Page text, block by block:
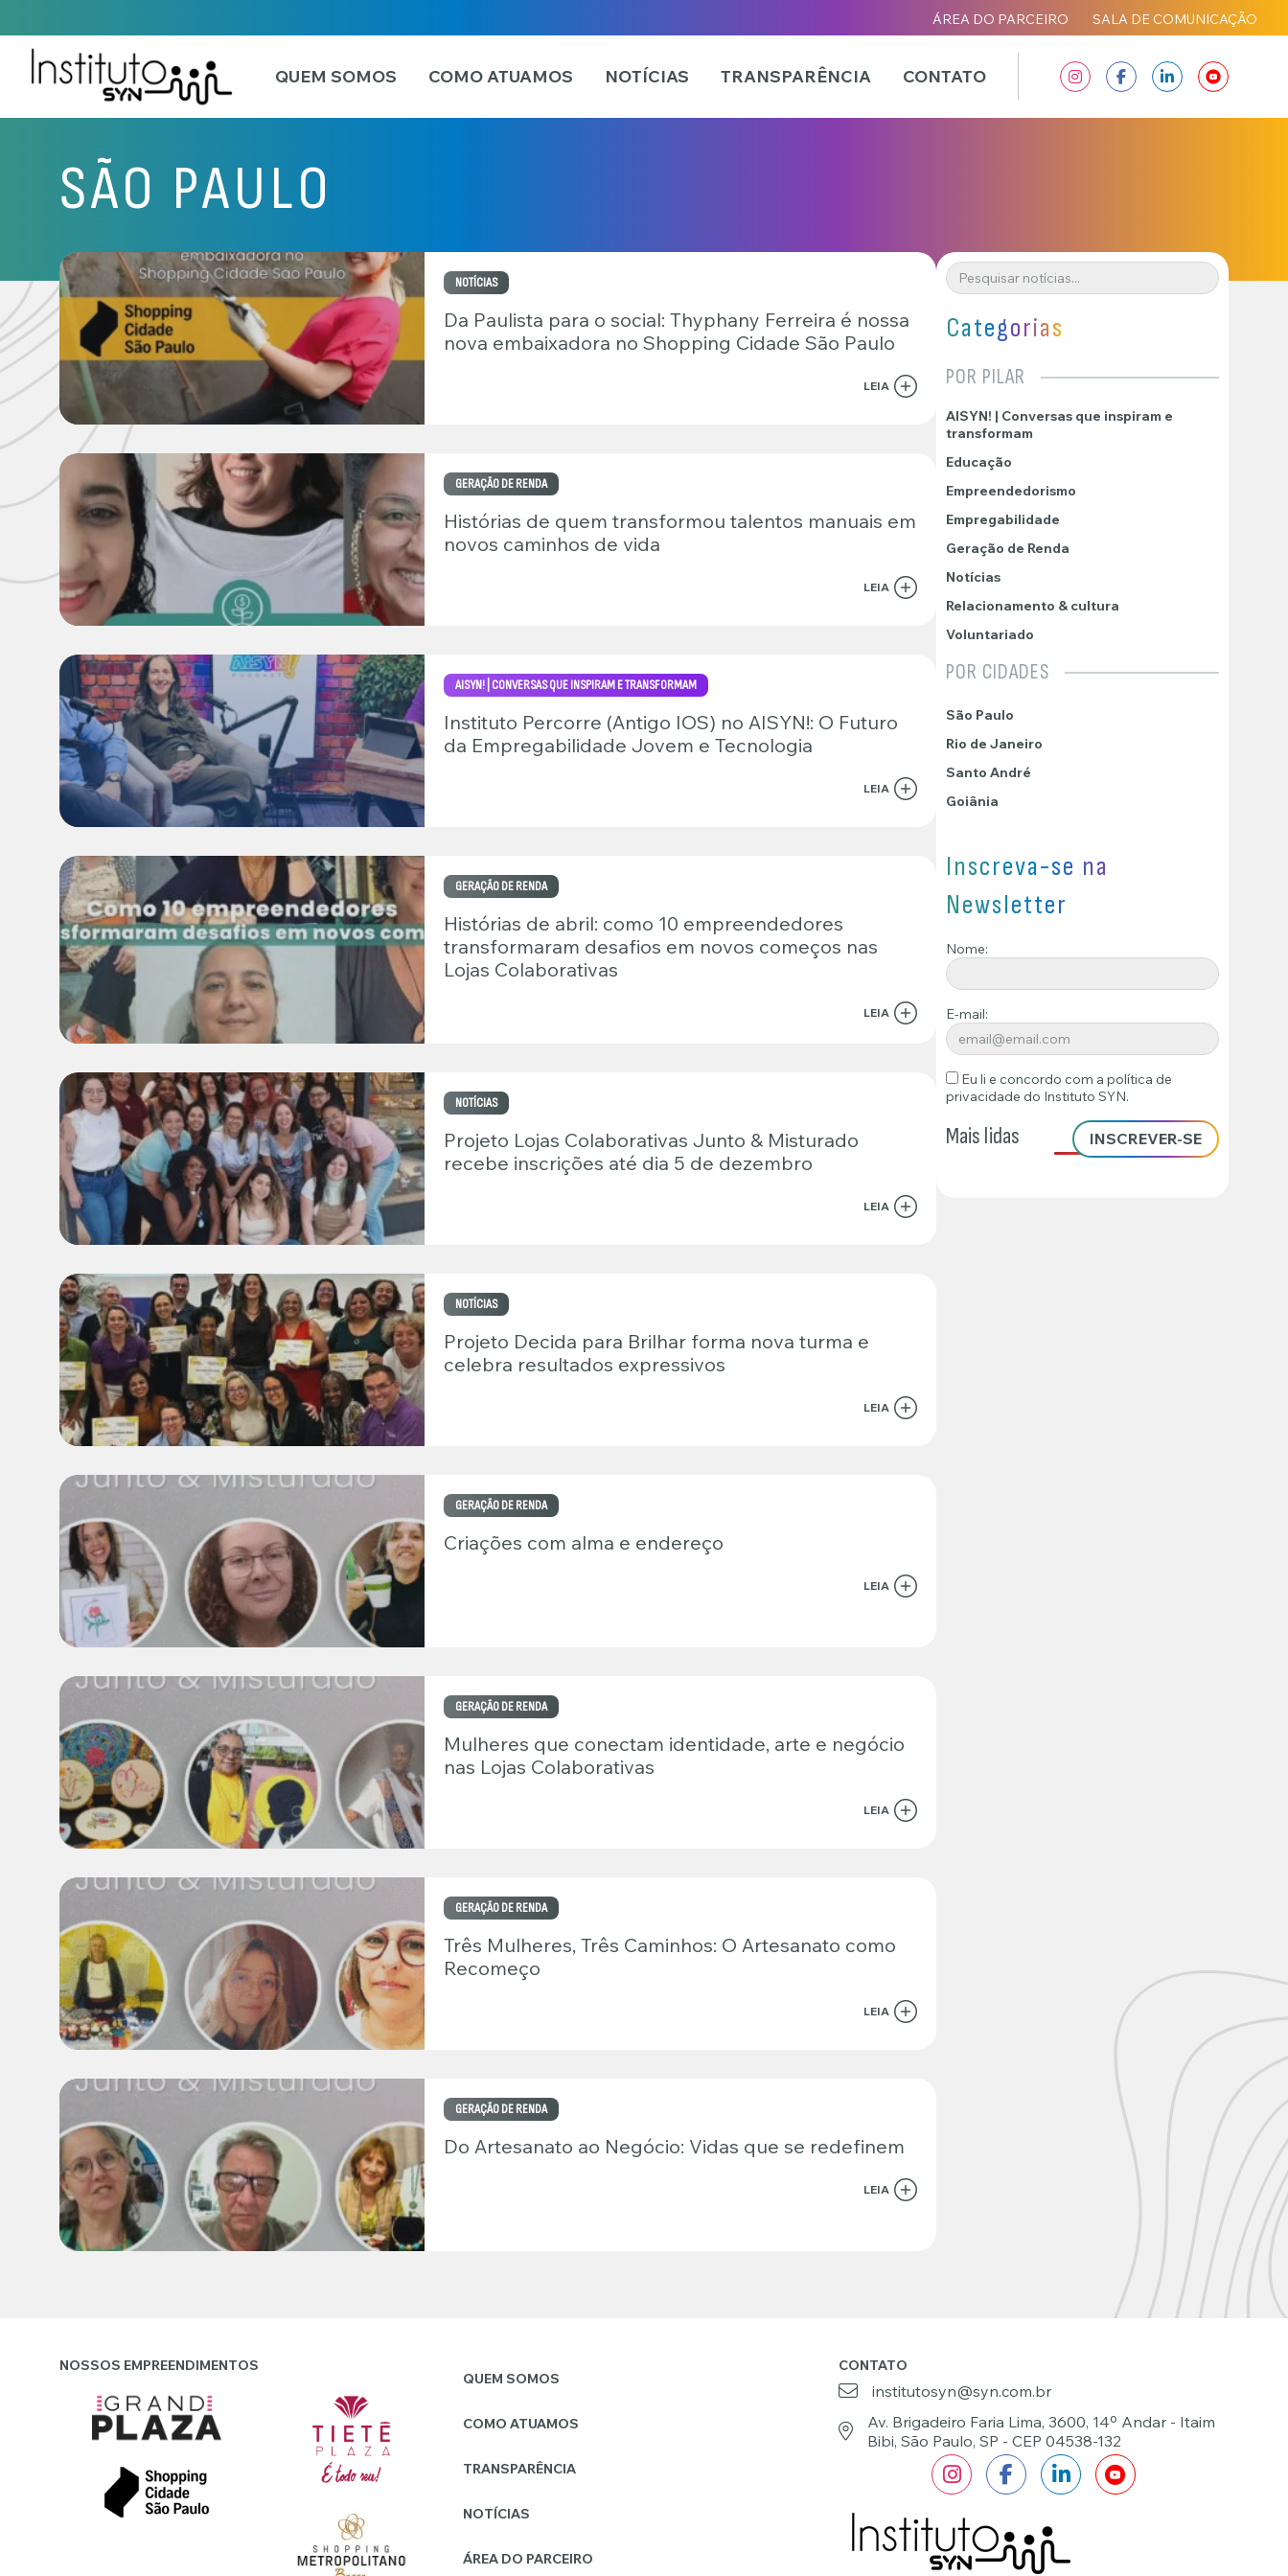
ÁREA DO PARCEIRO SALA DE COMUNICAÇÃO
QUEM SOMOS COMO ATUAMOS NOTÍCIAS TRANSPARÊNCIA CONTATO
SÃO PAULO
NOTÍCIAS
Da Paulista para o social: Thyphany Ferreira é nossa
nova embaixadora no Shopping Cidade São Paulo
LEIA
GERAÇÃO DE RENDA
Histórias de quem transformou talentos manuais em
novos caminhos de vida
LEIA
AISYN! | CONVERSAS QUE INSPIRAM E TRANSFORMAM
Instituto Percorre (Antigo IOS) no AISYN!: O Futuro
da Empregabilidade Jovem e Tecnologia
LEIA
GERAÇÃO DE RENDA
Histórias de abril: como 10 empreendedores
transformaram desafios em novos começos nas
Lojas Colaborativas
LEIA
NOTÍCIAS
Projeto Lojas Colaborativas Junto & Misturado
recebe inscrições até dia 5 de dezembro
LEIA
NOTÍCIAS
Projeto Decida para Brilhar forma nova turma e
celebra resultados expressivos
LEIA
GERAÇÃO DE RENDA
Criações com alma e endereço
LEIA
GERAÇÃO DE RENDA
Mulheres que conectam identidade, arte e negócio
nas Lojas Colaborativas
LEIA
GERAÇÃO DE RENDA
Três Mulheres, Três Caminhos: O Artesanato como
Recomeço
LEIA
GERAÇÃO DE RENDA
Do Artesanato ao Negócio: Vidas que se redefinem
LEIA
Pesquisar
Categorias
POR PILAR
AISYN! | Conversas que inspiram e
transformam
Educação
Empreendedorismo
Empregabilidade
Geração de Renda
Notícias
Relacionamento & cultura
Voluntariado
POR CIDADES
São Paulo
Rio de Janeiro
Santo André
Goiânia
Inscreva-se na
Newsletter
Nome:
E-mail:
Eu li e concordo com a política de
privacidade do Instituto SYN.
Mais lidas
NOSSOS EMPREENDIMENTOS
QUEM SOMOS
COMO ATUAMOS
TRANSPARÊNCIA
NOTÍCIAS
ÁREA DO PARCEIRO
CONTATO
institutosyn@syn.com.br
Av. Brigadeiro Faria Lima, 3600, 14º Andar - Itaim
Bibi, São Paulo, SP - CEP 04538-132